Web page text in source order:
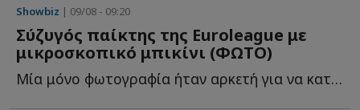
Showbiz | 09/08 - 09:20
Σύζυγός παίκτης της Euroleague με
μικροσκοπικό μπικίνι (ΦΩΤΟ)
Μία μόνο φωτογραφία ήταν αρκετή για να καταλάβει τ...